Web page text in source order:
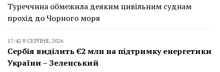
Туреччина обмежила деяким цивільним суднам
прохід до Чорного моря
17:42 8 СЕРПНЯ, 2026
Сербія виділить €2 млн на підтримку енергетики
України – Зеленський